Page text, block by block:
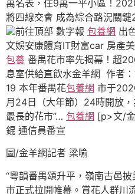
萬名表，住9萬一平小區！
將四線交會 成為綜合路況關
前往頂部 數字報 包養網 出
文娛安康體育IT財富car 房產
包養 番禺花市率先揭幕！超
息室供給直飲水金羊網 作者
19 本年番禺花包養網 市于
月24日（大年節）24時開放
最長的花市”… 包養網 [p>文/
錕 通信員番宣
圖/金羊網記者 梁喻
“粵韻番禺頌升平，嶺南古邑
市正式拉開帷幕。賞花人群川